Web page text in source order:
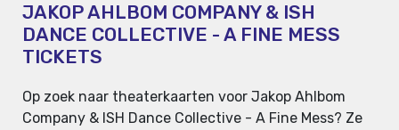
JAKOP AHLBOM COMPANY & ISH
DANCE COLLECTIVE - A FINE MESS
TICKETS
Op zoek naar theaterkaarten voor Jakop Ahlbom
Company & ISH Dance Collective - A Fine Mess? Ze